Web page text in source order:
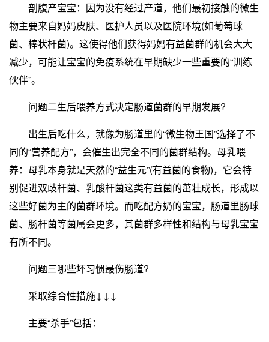
剖腹产宝宝：因为没有经过产道，他们最初接触的微生
物主要来自妈妈皮肤、医护人员以及医院环境(如葡萄球
菌、棒状杆菌)。这使得他们获得妈妈有益菌群的机会大大
减少，可能让宝宝的免疫系统在早期缺少一些重要的“训练
伙伴”。
问题二生后喂养方式决定肠道菌群的早期发展?
出生后吃什么，就像为肠道里的“微生物王国”选择了不
同的“营养配方”，会催生出完全不同的菌群结构。母乳喂
养：母乳本身就是天然的“益生元”(有益菌的食物)，它会特
别促进双歧杆菌、乳酸杆菌这类有益菌的茁壮成长，形成以
这些好菌为主的菌群环境。而吃配方奶的宝宝，肠道里肠球
菌、肠杆菌等菌属会更多，其菌群多样性和结构与母乳宝宝
有所不同。
问题三哪些坏习惯最伤肠道?
采取综合性措施↓↓↓
主要“杀手”包括：